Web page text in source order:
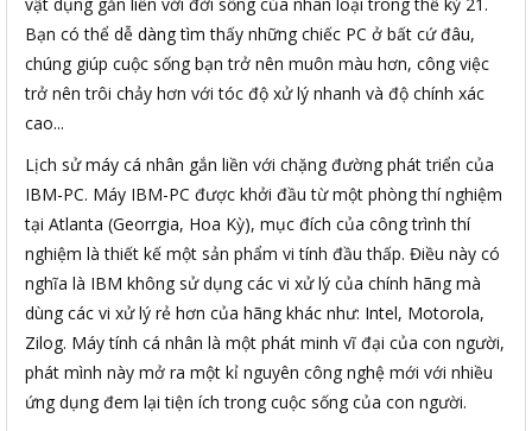
Bạn có thể dễ dàng tìm thấy những chiếc PC ở bất cứ đâu,
chúng giúp cuộc sống bạn trở nên muôn màu hơn, công việc
trở nên trôi chảy hơn với tóc độ xử lý nhanh và độ chính xác
cao...
Lịch sử máy cá nhân gắn liền với chặng đường phát triển của
IBM-PC. Máy IBM-PC được khởi đầu từ một phòng thí nghiệm
tại Atlanta (Georrgia, Hoa Kỳ), mục đích của công trình thí
nghiệm là thiết kế một sản phẩm vi tính đầu thấp. Điều này có
nghĩa là IBM không sử dụng các vi xử lý của chính hãng mà
dùng các vi xử lý rẻ hơn của hãng khác như: Intel, Motorola,
Zilog. Máy tính cá nhân là một phát minh vĩ đại của con người,
phát mình này mở ra một kỉ nguyên công nghệ mới với nhiều
ứng dụng đem lại tiện ích trong cuộc sống của con người.